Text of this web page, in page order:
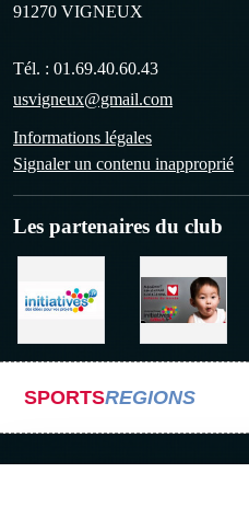
91270 VIGNEUX
Tél. : 01.69.40.60.43
usvigneux@gmail.com
Informations légales
Signaler un contenu inapproprié
Les partenaires du club
SPORTSREGIONS